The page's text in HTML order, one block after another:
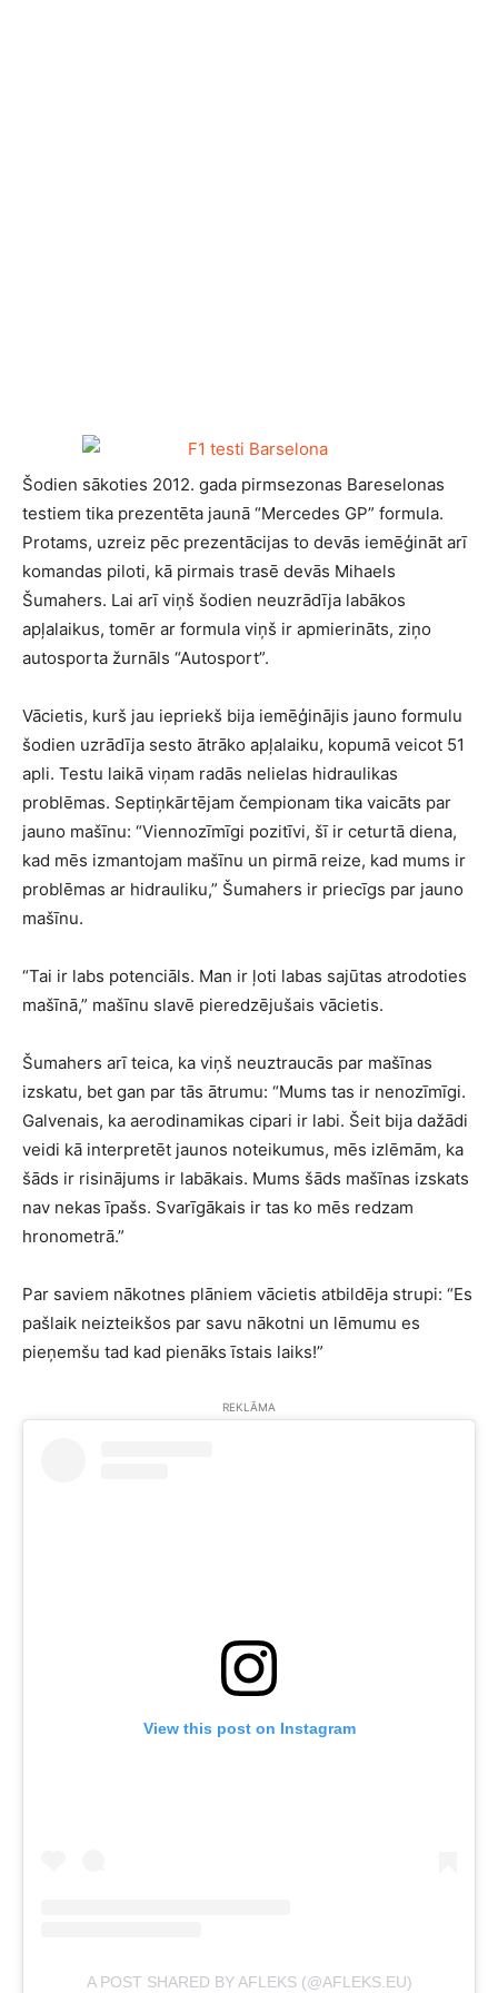
Šodien sākoties 2012. gada pirmsezonas Bareselonas
testiem tika prezentēta jaunā “Mercedes GP” formula.
Protams, uzreiz pēc prezentācijas to devās iemēģināt arī
komandas piloti, kā pirmais trasē devās Mihaels
Šumahers. Lai arī viņš šodien neuzrādīja labākos
apļalaikus, tomēr ar formula viņš ir apmierināts, ziņo
autosporta žurnāls “Autosport”.
Vācietis, kurš jau iepriekš bija iemēģinājis jauno formulu
šodien uzrādīja sesto ātrāko apļalaiku, kopumā veicot 51
apli. Testu laikā viņam radās nelielas hidraulikas
problēmas. Septiņkārtējam čempionam tika vaicāts par
jauno mašīnu: “Viennozīmīgi pozitīvi, šī ir ceturtā diena,
kad mēs izmantojam mašīnu un pirmā reize, kad mums ir
problēmas ar hidrauliku,” Šumahers ir priecīgs par jauno
mašīnu.
“Tai ir labs potenciāls. Man ir ļoti labas sajūtas atrodoties
mašīnā,” mašīnu slavē pieredzējušais vācietis.
Šumahers arī teica, ka viņš neuztraucās par mašīnas
izskatu, bet gan par tās ātrumu: “Mums tas ir nenozīmīgi.
Galvenais, ka aerodinamikas cipari ir labi. Šeit bija dažādi
veidi kā interpretēt jaunos noteikumus, mēs izlēmām, ka
šāds ir risinājums ir labākais. Mums šāds mašīnas izskats
nav nekas īpašs. Svarīgākais ir tas ko mēs redzam
hronometrā.”
Par saviem nākotnes plāniem vācietis atbildēja strupi: “Es
pašlaik neizteikšos par savu nākotni un lēmumu es
pieņemšu tad kad pienāks īstais laiks!”
REKLĀMA
View this post on Instagram
A POST SHARED BY AFLEKS (@AFLEKS.EU)